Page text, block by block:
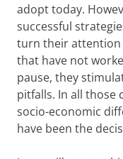
adopt today.
successful
turn their
that have not
pause, they
pitfalls. In all those
socio-economic
have been the